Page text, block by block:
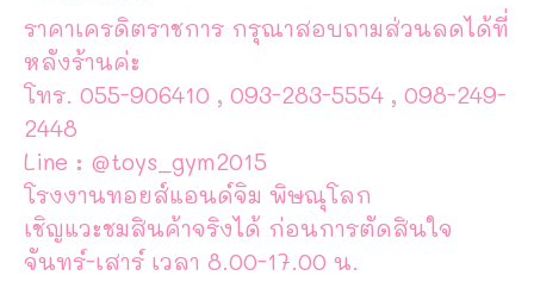
ราคาเครดิตราชการ กรุณาสอบถามส่วนลดได้ที่
หลังร้านค่ะ
โทร. 055-906410 , 093-283-5554 , 098-249-
2448
Line : @toys_gym2015
โรงงานทอยส์แอนด์จิม พิษณุโลก
เชิญแวะชมสินค้าจริงได้ ก่อนการตัดสินใจ
จันทร์-เสาร์ เวลา 8.00-17.00 น.